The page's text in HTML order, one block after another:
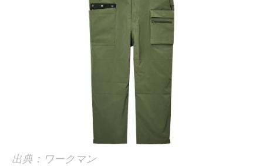
出典：ワークマン